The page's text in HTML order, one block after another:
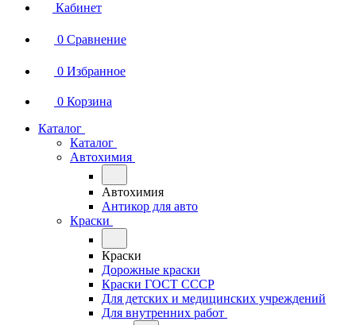
Кабинет
0 Сравнение
0 Избранное
0 Корзина
Каталог
Каталог
Автохимия
Автохимия
Антикор для авто
Краски
Краски
Дорожные краски
Краски ГОСТ СССР
Для детских и медицинских учреждений
Для внутренних работ